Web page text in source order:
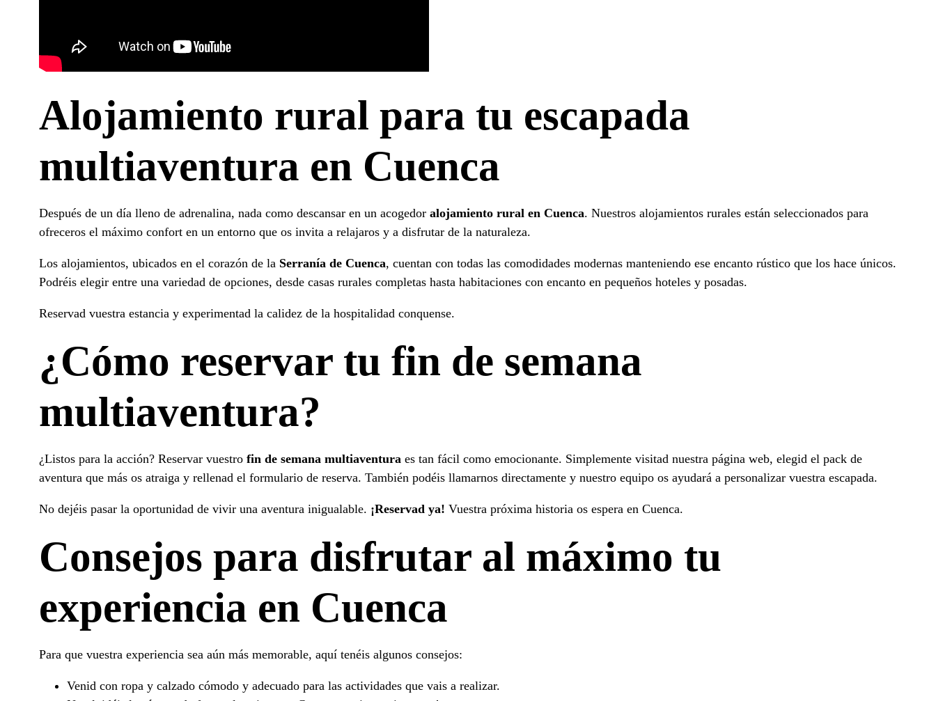
Alojamiento rural para tu escapada
multiaventura en Cuenca
Después de un día lleno de adrenalina, nada como descansar en un acogedor alojamiento rural en Cuenca. Nuestros alojamientos rurales están seleccionados para
ofreceros el máximo confort en un entorno que os invita a relajaros y a disfrutar de la naturaleza.
Los alojamientos, ubicados en el corazón de la Serranía de Cuenca, cuentan con todas las comodidades modernas manteniendo ese encanto rústico que los hace únicos.
Podréis elegir entre una variedad de opciones, desde casas rurales completas hasta habitaciones con encanto en pequeños hoteles y posadas.
Reservad vuestra estancia y experimentad la calidez de la hospitalidad conquense.
¿Cómo reservar tu fin de semana
multiaventura?
¿Listos para la acción? Reservar vuestro fin de semana multiaventura es tan fácil como emocionante. Simplemente visitad nuestra página web, elegid el pack de
aventura que más os atraiga y rellenad el formulario de reserva. También podéis llamarnos directamente y nuestro equipo os ayudará a personalizar vuestra escapada.
No dejéis pasar la oportunidad de vivir una aventura inigualable. ¡Reservad ya! Vuestra próxima historia os espera en Cuenca.
Consejos para disfrutar al máximo tu
experiencia en Cuenca
Para que vuestra experiencia sea aún más memorable, aquí tenéis algunos consejos:
Venid con ropa y calzado cómodo y adecuado para las actividades que vais a realizar.